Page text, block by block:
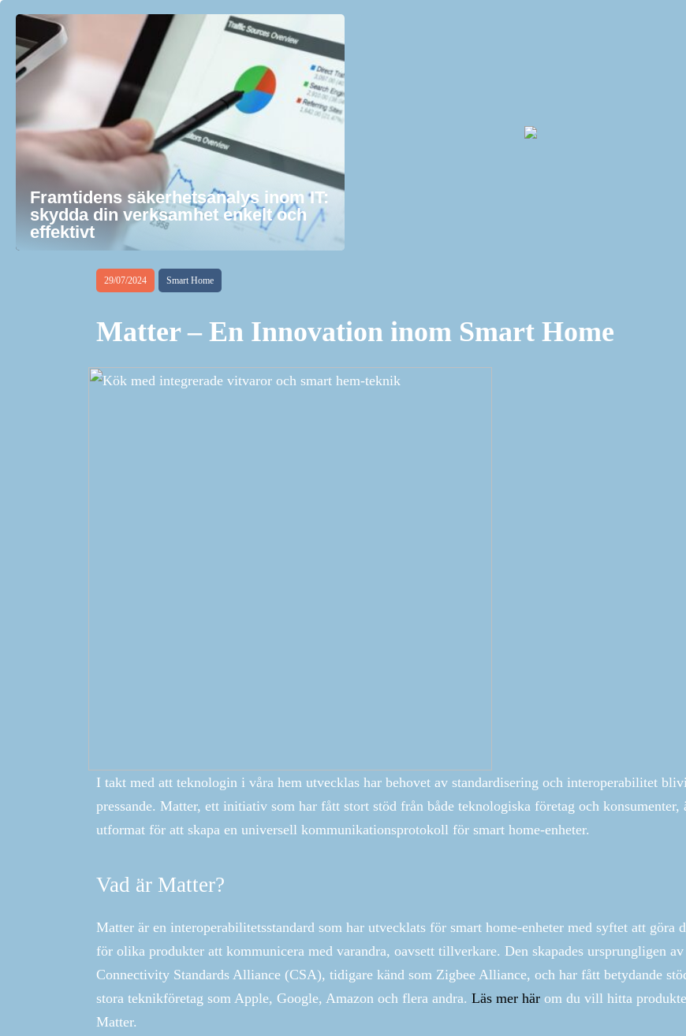
Framtidens säkerhetsanalys inom IT:
skydda din verksamhet enkelt och
effektivt
29/07/2024 Smart Home
Matter – En Innovation inom Smart Home
I takt med att teknologin i våra hem utvecklas har behovet av standardisering och interoperabilitet
pressande. Matter, ett initiativ som har fått stort stöd från både teknologiska företag och konsumenter,
utformat för att skapa en universell kommunikationsprotokoll för smart home-enheter.
Vad är Matter?
Matter är en interoperabilitetsstandard som har utvecklats för smart home-enheter med syftet att göra
för olika produkter att kommunicera med varandra, oavsett tillverkare. Den skapades ursprungligen av
Connectivity Standards Alliance (CSA), tidigare känd som Zigbee Alliance, och har fått betydande
stora teknikföretag som Apple, Google, Amazon och flera andra. Läs mer här om du vill hitta
Matter.